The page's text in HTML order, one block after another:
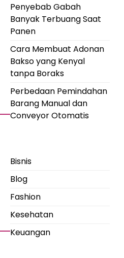
Penyebab Gabah
Banyak Terbuang Saat
Panen
Cara Membuat Adonan
Bakso yang Kenyal
tanpa Boraks
Perbedaan Pemindahan
Barang Manual dan
Conveyor Otomatis
Bisnis
Blog
Fashion
Kesehatan
Keuangan